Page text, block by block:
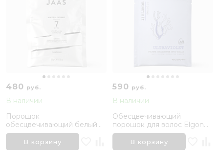
480 руб.
В наличии
Порошок
обесцвечивающий белый
для волос Jaas White
Bleaching Powder, 50 г
В корзину
590 руб.
В наличии
Обесцвечивающий
порошок для волос Elgon
Decolor I Blonde Ultra Violet
Bleach, 50 гр
В корзину